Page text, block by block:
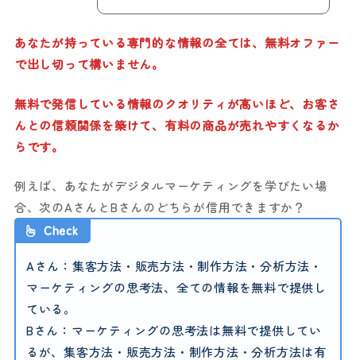
あなたが持っている専門的な情報の全ては、無料オファー
で出し切って構いません。
無料で発信している情報のクオリティが高いほど、お客さ
んとの信頼関係を築けて、有料の商品が売れやすくなるか
らです。
例えば、あなたがデジタルマーケティングを学びたい場
合、次のAさんとBさんのどちらが信用できますか？
Check
Aさん：集客方法・販売方法・制作方法・分析方法・
マーケティングの思考法、全ての情報を無料で提供し
ている。
Bさん：マーケティングの思考法は無料で提供してい
るが、集客方法・販売方法・制作方法・分析方法は有